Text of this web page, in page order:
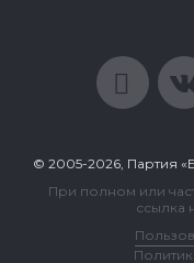
© 2005-2026, Партия
При полном или
ссылка